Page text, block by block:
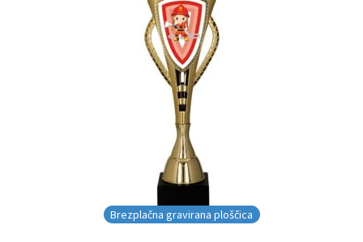
Brezplačna gravirana ploščica